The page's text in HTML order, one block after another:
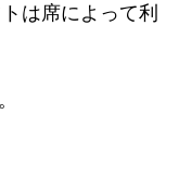
は席によって利